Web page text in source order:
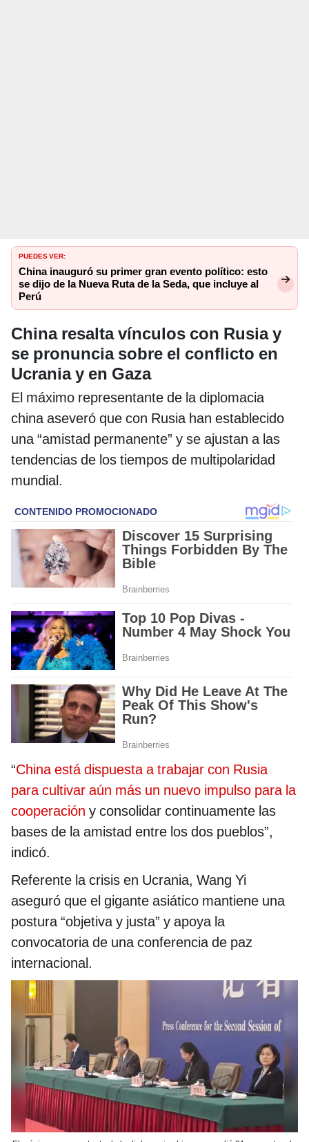
PUEDES VER:
China inauguró su primer gran evento político: esto
se dijo de la Nueva Ruta de la Seda, que incluye al
Perú
China resalta vínculos con Rusia y
se pronuncia sobre el conflicto en
Ucrania y en Gaza
El máximo representante de la diplomacia
china aseveró que con Rusia han establecido
una “amistad permanente” y se ajustan a las
tendencias de los tiempos de multipolaridad
mundial.
“China está dispuesta a trabajar con Rusia
para cultivar aún más un nuevo impulso para la
cooperación y consolidar continuamente las
bases de la amistad entre los dos pueblos”,
indicó.
Referente la crisis en Ucrania, Wang Yi
aseguró que el gigante asiático mantiene una
postura “objetiva y justa” y apoya la
convocatoria de una conferencia de paz
internacional.